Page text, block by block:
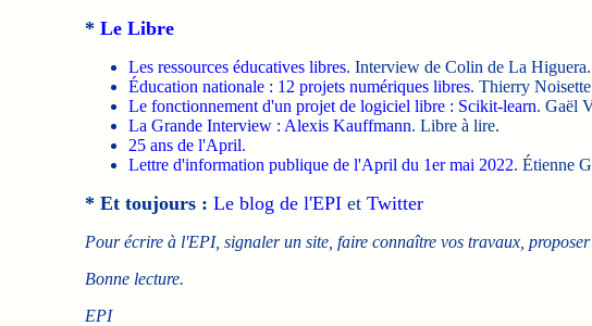
* Le Libre
Les ressources éducatives libres. Interview de Colin de La Higuera.
Éducation nationale : 12 projets numériques libres. Thierry
Le fonctionnement d'un projet de logiciel libre : Scikit-learn. Gaël
La Grande Interview : Alexis Kauffmann. Libre à lire.
25 ans de l'April.
Lettre d'information publique de l'April du 1er mai 2022. Étienne
* Et toujours : Le blog de l'EPIet Twitter
Pour écrire à l'EPI, signaler un site, faire connaître vos travaux,
Bonne lecture.
EPI